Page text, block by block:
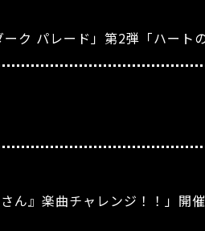
ク パレード」第2弾「ハート
ん』楽曲チャレンジ！！」